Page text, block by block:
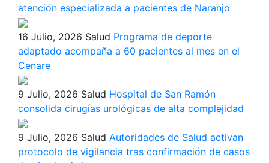
atención especializada a pacientes de Naranjo
16 Julio, 2026 Salud Programa de deporte
adaptado acompaña a 60 pacientes al mes en el
Cenare
9 Julio, 2026 Salud Hospital de San Ramón
consolida cirugías urológicas de alta complejidad
9 Julio, 2026 Salud Autoridades de Salud activan
protocolo de vigilancia tras confirmación de casos